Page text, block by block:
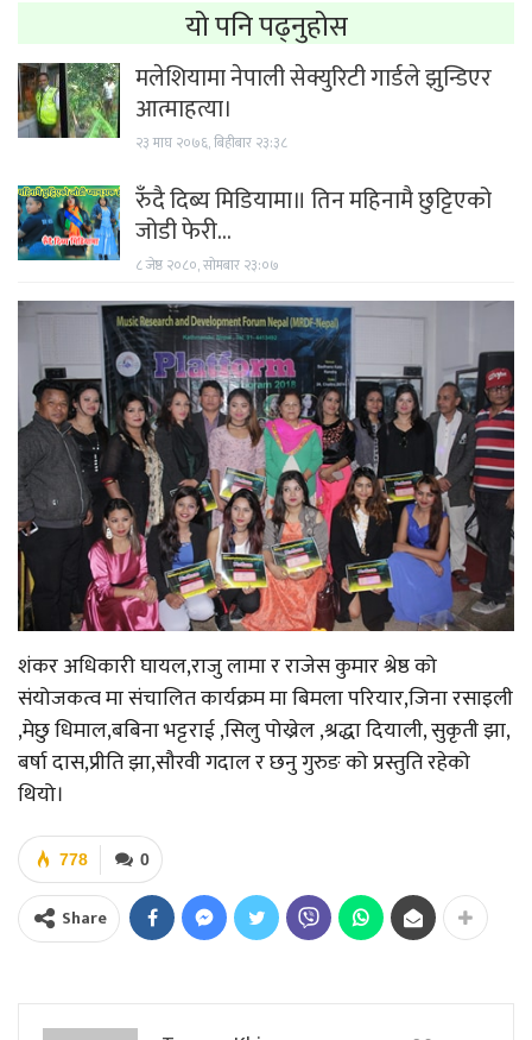
यो पनि पढ्नुहोस
मलेशियामा नेपाली सेक्युरिटी गार्डले झुन्डिएर
आत्माहत्या।
२३ माघ २०७६, बिहीबार २३:३८
रुँदै दिब्य मिडियामा॥ तिन महिनामै छुट्टिएको
जोडी फेरी…
८ जेष्ठ २०८०, सोमबार २३:०७
शंकर अधिकारी घायल,राजु लामा र राजेस कुमार श्रेष्ठ को
संयोजकत्व मा संचालित कार्यक्रम मा बिमला परियार,जिना रसाइली
,मेछु धिमाल,बबिना भट्टराई ,सिलु पोख्रेल ,श्रद्धा दियाली, सुकृती झा,
बर्षा दास,प्रीति झा,सौरवी गदाल र छनु गुरुङ को प्रस्तुति रहेको
थियो।
0
778
Share